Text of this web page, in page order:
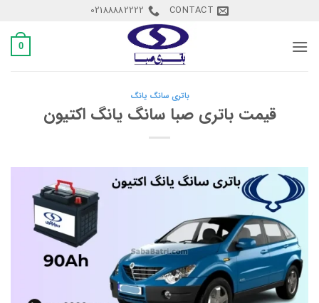
content
CONTACT
02188882222
0
باتری سانگ یانگ
قیمت باتری صبا سانگ یانگ اکتیون